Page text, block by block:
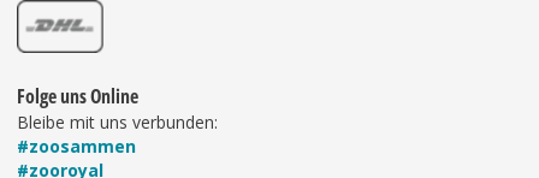
Folge uns Online
Bleibe mit uns verbunden:
#zoosammen
#zooroyal